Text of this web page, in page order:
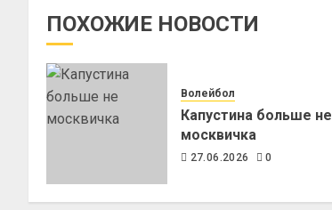
ПОХОЖИЕ НОВОСТИ
Волейбол
Капустина больше не
москвичка
27.06.2026 0